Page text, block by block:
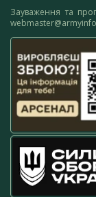
Зауваження та